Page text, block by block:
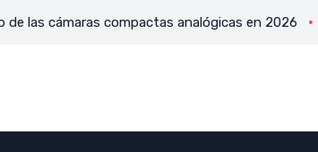
compactas analógicas en 2026 El arte